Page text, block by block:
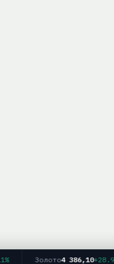
Золото4 386,10+28.99%